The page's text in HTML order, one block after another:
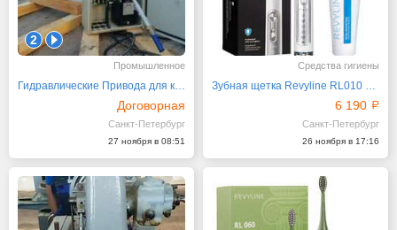
2 1
Промышленное
Гидравлические Привода для кранов, затворов
Договорная
Санкт-Петербург
27 ноября в 08:51
Средства гигиены
Зубная щетка Revyline RL010 White и зубная паста
6 190
Санкт-Петербург
26 ноября в 17:16